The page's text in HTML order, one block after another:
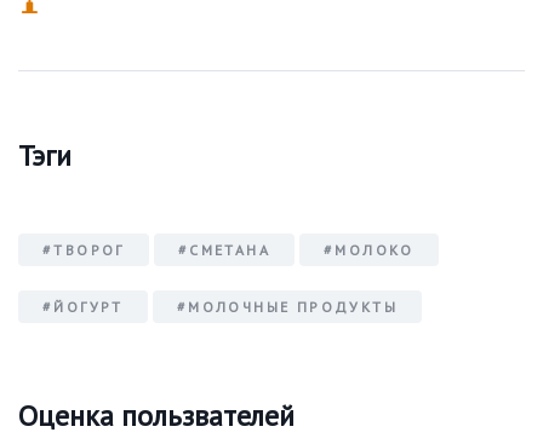
Тэги
#ТВОРОГ #СМЕТАНА #МОЛОКО
#ЙОГУРТ #МОЛОЧНЫЕ ПРОДУКТЫ
Оценка пользвателей